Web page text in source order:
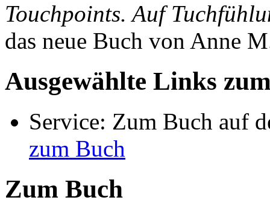
Touchpoints. Auf
das neue Buch von Anne
Ausgewählte Links
Service: Zum Buch auf
zum Buch
Zum Buch